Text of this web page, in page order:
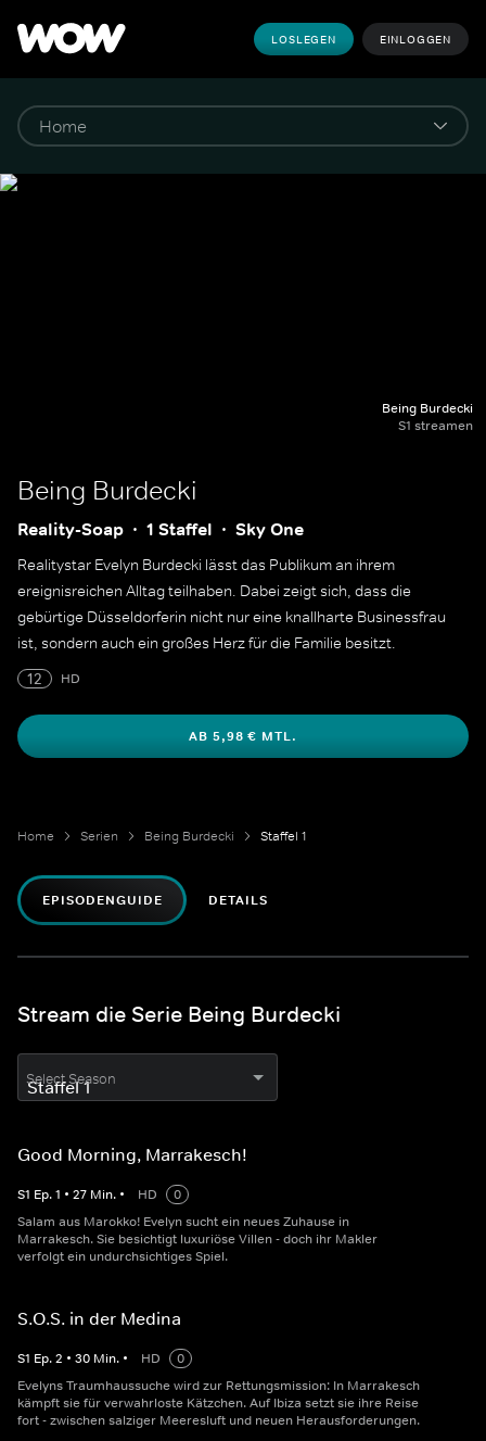
LOSLEGEN EINLOGGEN
Being Burdecki
S1 streamen
Being Burdecki
Reality-Soap 1 Staffel Sky One
Realitystar Evelyn Burdecki lässt das Publikum an ihrem
ereignisreichen Alltag teilhaben. Dabei zeigt sich, dass die
gebürtige Düsseldorferin nicht nur eine knallharte Businessfrau
ist, sondern auch ein großes Herz für die Familie besitzt.
12
HD
AB 5,98 € MTL.
Home Serien Being Burdecki Staffel 1
EPISODENGUIDE DETAILS
Stream die Serie Being Burdecki
Select Season
Good Morning, Marrakesch!
S1 Ep.1 • 27 Min. • HD
0
Salam aus Marokko! Evelyn sucht ein neues Zuhause in
Marrakesch. Sie besichtigt luxuriöse Villen - doch ihr Makler
verfolgt ein undurchsichtiges Spiel.
S.O.S. in der Medina
S1 Ep.2 • 30 Min. • HD
0
Evelyns Traumhaussuche wird zur Rettungsmission: In Marrakesch
kämpft sie für verwahrloste Kätzchen. Auf Ibiza setzt sie ihre Reise
fort - zwischen salziger Meeresluft und neuen Herausforderungen.